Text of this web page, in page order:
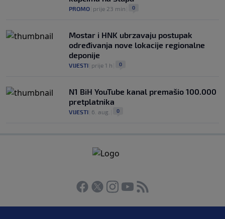
PROMO prije 23 min 0
Mostar i HNK ubrzavaju postupak
određivanja nove lokacije regionalne
deponije
VIJESTI prije 1 h 0
N1 BiH YouTube kanal premašio 100.000
pretplatnika
VIJESTI 6. aug. 0